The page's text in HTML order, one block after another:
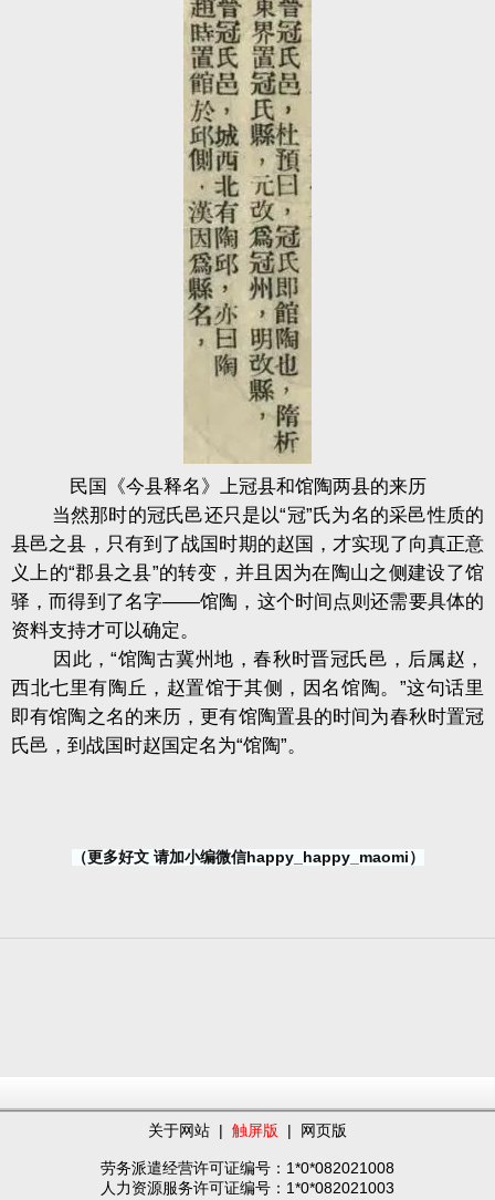
民国《今县释名》上冠县和馆陶两县的来历
当然那时的冠氏邑还只是以“冠”氏为名的采邑性质的
县邑之县，只有到了战国时期的赵国，才实现了向真正意
义上的“郡县之县”的转变，并且因为在陶山之侧建设了馆
驿，而得到了名字——馆陶，这个时间点则还需要具体的
资料支持才可以确定。
因此，“馆陶古冀州地，春秋时晋冠氏邑，后属赵，
西北七里有陶丘，赵置馆于其侧，因名馆陶。”这句话里
即有馆陶之名的来历，更有馆陶置县的时间为春秋时置冠
氏邑，到战国时赵国定名为“馆陶”。
（更多好文 请加小编微信happy_happy_maomi）
关于网站 | 触屏版 | 网页版
劳务派遣经营许可证编号：1*0*082021008
人力资源服务许可证编号：1*0*082021003